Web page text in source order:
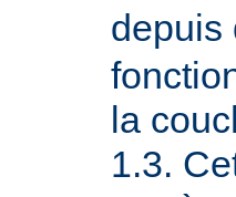
depuis
la
1.3.